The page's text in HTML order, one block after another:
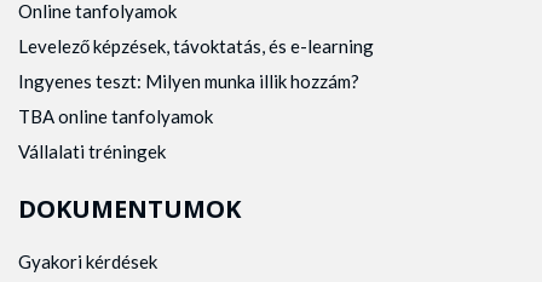
Online tanfolyamok
Levelező képzések, távoktatás, és e-learning
Ingyenes teszt: Milyen munka illik hozzám?
TBA online tanfolyamok
Vállalati tréningek
DOKUMENTUMOK
Gyakori kérdések